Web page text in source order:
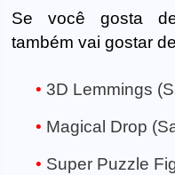
Se você gosta
também vai gostar
3D Lemmings
Magical Drop
Super Puzzle